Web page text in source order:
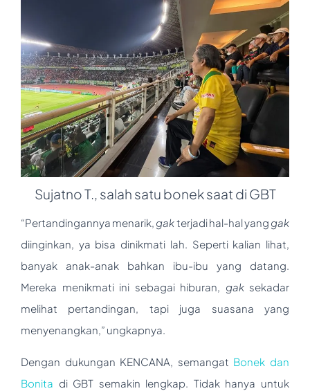
Sujatno T., salah satu bonek saat di GBT
“Pertandingannya menarik, gakterjadi hal-hal yang gak
diinginkan, ya bisa dinikmati lah. Seperti kalian lihat,
banyak anak-anak bahkan ibu-ibu yang datang.
Mereka menikmati ini sebagai hiburan, gak sekadar
melihat pertandingan, tapi juga suasana yang
menyenangkan,” ungkapnya.
Dengan dukungan KENCANA, semangat Bonek dan
Bonita di GBT semakin lengkap. Tidak hanya untuk